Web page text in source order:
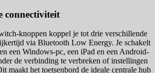
connectiviteit
knoppen koppel je tot drie verschillende
via Bluetooth Low Energy. Je schakelt
een Windows-pc, een iPad en een Android-
de verbinding te verbreken of instellingen
maakt het toetsenbord de ideale centrale hub